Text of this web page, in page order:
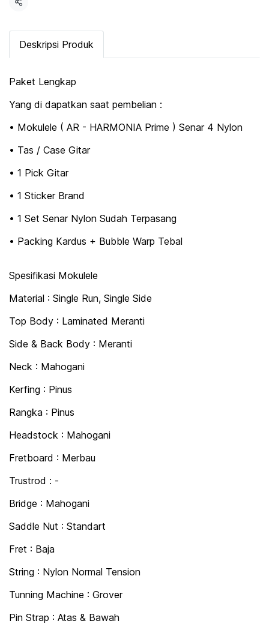
Share
Deskripsi Produk
Paket Lengkap
Yang di dapatkan saat pembelian :
• Mokulele ( AR - HARMONIA Prime ) Senar 4 Nylon
• Tas / Case Gitar
• 1 Pick Gitar
• 1 Sticker Brand
• 1 Set Senar Nylon Sudah Terpasang
• Packing Kardus + Bubble Warp Tebal
Spesifikasi Mokulele
Material : Single Run, Single Side
Top Body : Laminated Meranti
Side & Back Body : Meranti
Neck : Mahogani
Kerfing : Pinus
Rangka : Pinus
Headstock : Mahogani
Fretboard : Merbau
Trustrod : -
Bridge : Mahogani
Saddle Nut : Standart
Fret : Baja
String : Nylon Normal Tension
Tunning Machine : Grover
Pin Strap : Atas & Bawah